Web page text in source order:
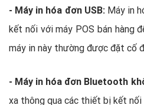
- Máy in hóa đơn USB:Máy in
kết nối với máy POS bán hàng
máy in này thường được đặt cố
- Máy in hóa đơn Bluetooth
xa thông qua các thiết bị kết